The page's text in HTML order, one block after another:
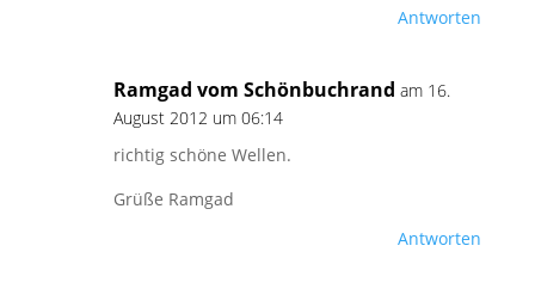
Antworten
Ramgad vom Schönbuchrand am 16.
August 2012 um 06:14
richtig schöne Wellen.
Grüße Ramgad
Antworten